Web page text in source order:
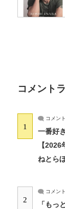
コメント
1
コメン
一番好
【
ねとら
2
コメン
「も